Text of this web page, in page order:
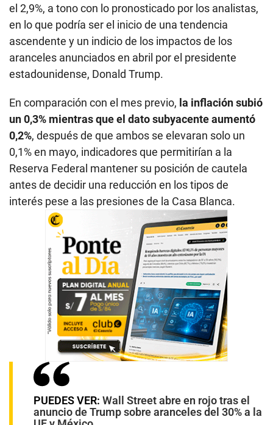
el 2,9%, a tono con lo pronosticado por los analistas,
en lo que podría ser el inicio de una tendencia
ascendente y un indicio de los impactos de los
aranceles anunciados en abril por el presidente
estadounidense, Donald Trump.
En comparación con el mes previo, la inflación subió
un 0,3% mientras que el dato subyacente aumentó
0,2%, después de que ambos se elevaran solo un
0,1% en mayo, indicadores que permitirían a la
Reserva Federal mantener su posición de cautela
antes de decidir una reducción en los tipos de
interés pese a las presiones de la Casa Blanca.
PUEDES VER: Wall Street abre en rojo tras el
anuncio de Trump sobre aranceles del 30% a la